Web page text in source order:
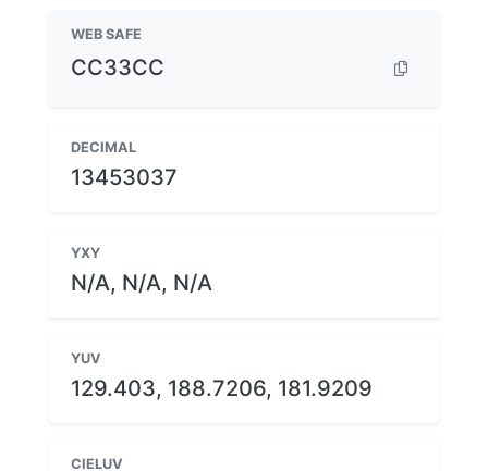
WEB SAFE
CC33CC
DECIMAL
13453037
YXY
N/A, N/A, N/A
YUV
129.403, 188.7206, 181.9209
CIELUV